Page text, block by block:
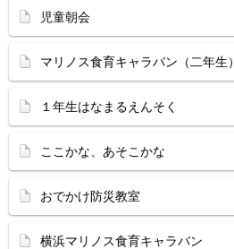
児童朝会
マリノス食育キャラバン（二年生）
１年生はなまるえんそく
ここかな、あそこかな
おでかけ防災教室
横浜マリノス食育キャラバン